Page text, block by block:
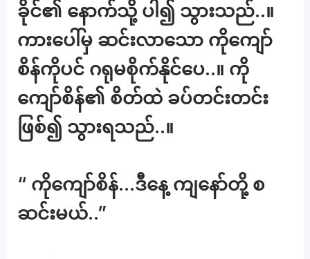
ခိုင်၏ နောက်သို့ ပါ၍ သွားသည်..။
ကားပေါ်မှ ဆင်းလာသော ကိုကျော်
စိန်ကိုပင် ဂရုမစိုက်နိုင်ပေ..။ ကို
ကျော်စိန်၏ စိတ်ထဲ ခပ်တင်းတင်း
ဖြစ်၍ သွားရသည်..။
“ ကိုကျော်စိန်…ဒီနေ့ ကျနော်တို့ စ
ဆင်းမယ်..”